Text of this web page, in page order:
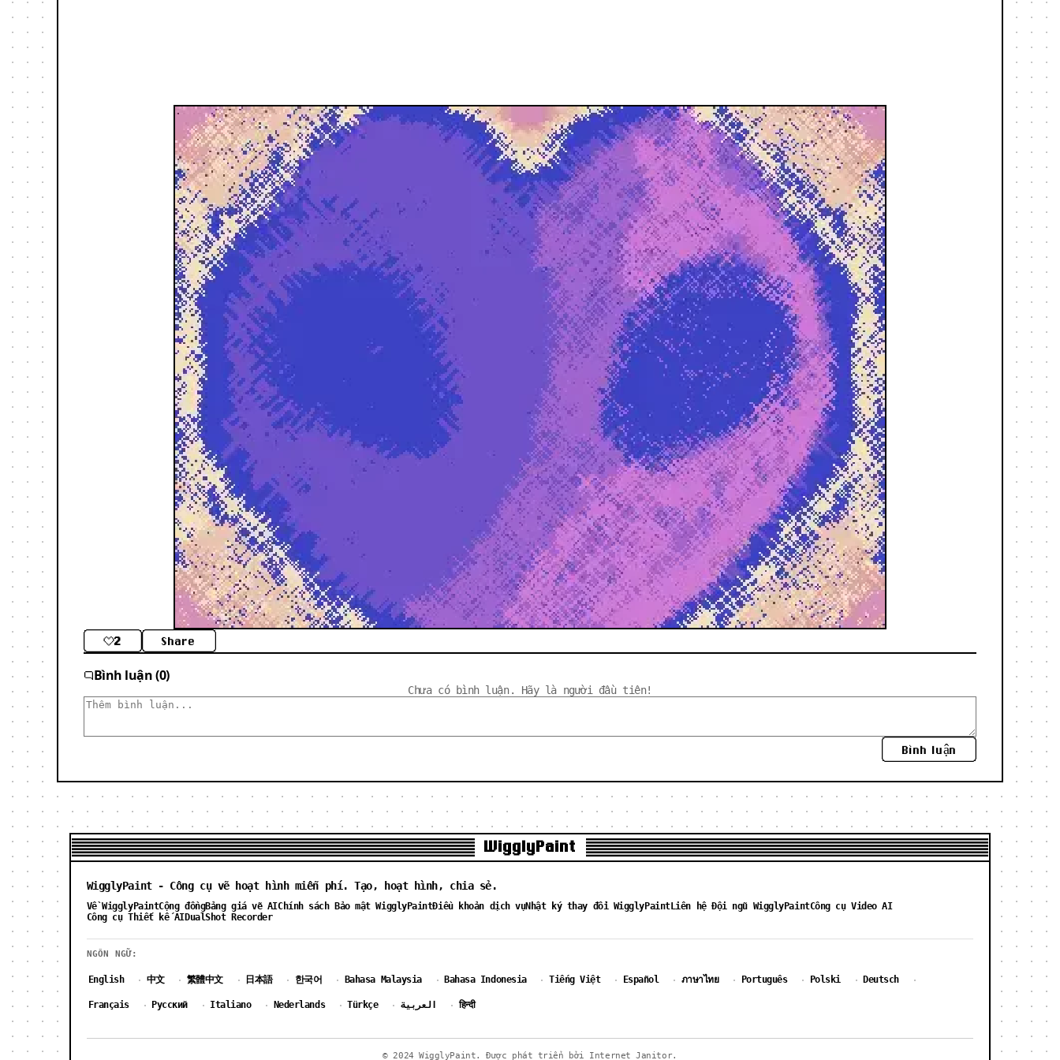
2 Share
Bình luận (0)
Chưa có bình luận. Hãy là người đầu tiên!
Bình luận
WigglyPaint
WigglyPaint - Công cụ vẽ hoạt hình miễn phí. Tạo, hoạt hình, chia sẻ.
Về WigglyPaintCộng đồngBảng giá vẽ AIChính sách Bảo mật WigglyPaintĐiều khoản dịch vụNhật ký thay đổi WigglyPaintLiên hệ Đội ngũ WigglyPaintCông cụ Video AI
Công cụ Thiết kế AIDualShot Recorder
NGÔN NGỮ:
English · 中文 · 繁體中文 · 日本語 · 한국어 · Bahasa Malaysia · Bahasa Indonesia · Tiếng Việt · Español · ภาษาไทย · Português · Polski · Deutsch ·
Français · Русский · Italiano · Nederlands · Türkçe · العربية · हिन्दी
© 2024 WigglyPaint. Được phát triển bởi Internet Janitor.